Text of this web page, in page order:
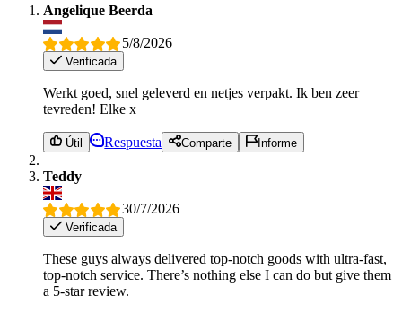
Angelique Beerda
5/8/2026
Verificada
Werkt goed, snel geleverd en netjes verpakt. Ik ben zeer
tevreden! Elke x
Útil Respuesta Comparte Informe
Teddy
30/7/2026
Verificada
These guys always delivered top-notch goods with ultra-fast,
top-notch service. There’s nothing else I can do but give them
a 5-star review.